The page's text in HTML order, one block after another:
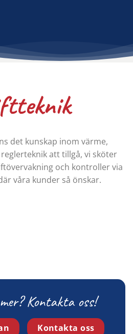
det kunskap inom värme,
att tillgå, vi sköter
och kontroller via
våra kunder så önskar.
Kontakta oss!
Kontakta oss